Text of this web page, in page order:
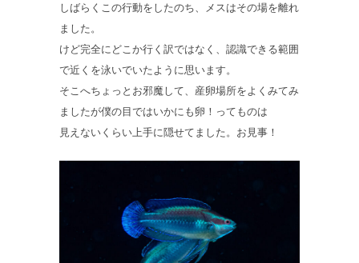
しばらくこの行動をしたのち、メスはその場を離れ
ました。
けど完全にどこか行く訳ではなく、認識できる範囲
で近くを泳いでいたように思います。
そこへちょっとお邪魔して、産卵場所をよくみてみ
ましたが僕の目ではいかにも卵！ってものは
見えないくらい上手に隠せてました。お見事！